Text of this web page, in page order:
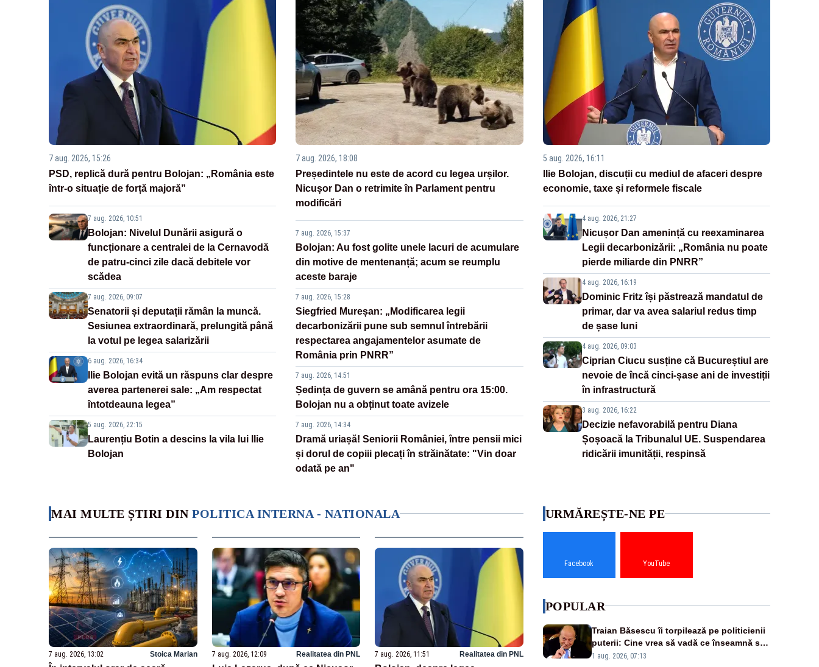
7 aug. 2026, 15:26
PSD, replică dură pentru Bolojan: „România este
într-o situație de forță majoră”
7 aug. 2026, 10:51
Bolojan: Nivelul Dunării asigură o
funcționare a centralei de la Cernavodă
de patru-cinci zile dacă debitele vor
scădea
7 aug. 2026, 09:07
Senatorii și deputații rămân la muncă.
Sesiunea extraordinară, prelungită până
la votul pe legea salarizării
6 aug. 2026, 16:34
Ilie Bolojan evită un răspuns clar despre
averea partenerei sale: „Am respectat
întotdeauna legea”
5 aug. 2026, 22:15
Laurențiu Botin a descins la vila lui Ilie
Bolojan
7 aug. 2026, 18:08
Președintele nu este de acord cu legea urșilor.
Nicușor Dan o retrimite în Parlament pentru
modificări
7 aug. 2026, 15:37
Bolojan: Au fost golite unele lacuri de acumulare
din motive de mentenanță; acum se reumplu
aceste baraje
7 aug. 2026, 15:28
Siegfried Mureșan: „Modificarea legii
decarbonizării pune sub semnul întrebării
respectarea angajamentelor asumate de
România prin PNRR”
7 aug. 2026, 14:51
Ședința de guvern se amână pentru ora 15:00.
Bolojan nu a obținut toate avizele
7 aug. 2026, 14:34
Dramă uriașă! Seniorii României, între pensii mici
și dorul de copiii plecați în străinătate: "Vin doar
odată pe an"
5 aug. 2026, 16:11
Ilie Bolojan, discuții cu mediul de afaceri despre
economie, taxe și reformele fiscale
4 aug. 2026, 21:27
Nicușor Dan amenință cu reexaminarea
Legii decarbonizării: „România nu poate
pierde miliarde din PNRR”
4 aug. 2026, 16:19
Dominic Fritz își păstrează mandatul de
primar, dar va avea salariul redus timp
de șase luni
4 aug. 2026, 09:03
Ciprian Ciucu susține că Bucureștiul are
nevoie de încă cinci-șase ani de investiții
în infrastructură
3 aug. 2026, 16:22
Decizie nefavorabilă pentru Diana
Șoșoacă la Tribunalul UE. Suspendarea
ridicării imunității, respinsă
MAI MULTE ȘTIRI DIN POLITICA INTERNA - NATIONALA
7 aug. 2026, 13:02 Stoica Marian 7 aug. 2026, 12:09 Realitatea din PNL 7 aug. 2026, 11:51 Realitatea din PNL
URMĂREȘTE-NE PE
Facebook YouTube
POPULAR
Traian Băsescu îi torpilează pe politicienii
puterii: Cine vrea să vadă ce înseamnă să
fii prost, se uită la România
1 aug. 2026, 07:13